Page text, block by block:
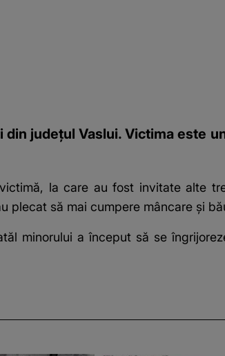
județul Vaslui. Victima este
la care au fost invitate alte
plecat să mai cumpere mâncare și
minorului a început să se